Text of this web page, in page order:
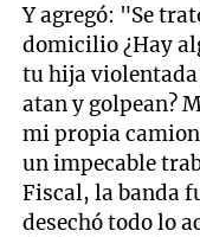
Y agregó: "Se
domicilio ¿Hay
tu hija
atan y golpean?
mi propia
un impecable
Fiscal, la banda
desechó todo lo